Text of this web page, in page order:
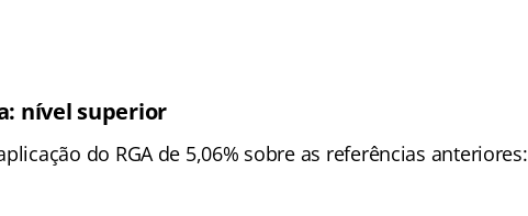
nível superior
do RGA de 5,06% sobre as referências anteriores: